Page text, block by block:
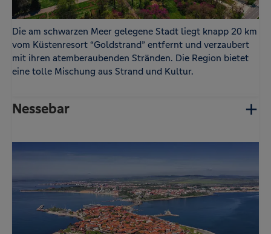
Die am schwarzen Meer gelegene Stadt liegt knapp 20 km
vom Küstenresort “Goldstrand” entfernt und verzaubert
mit ihren atemberaubenden Stränden. Die Region bietet
eine tolle Mischung aus Strand und Kultur.
Nessebar